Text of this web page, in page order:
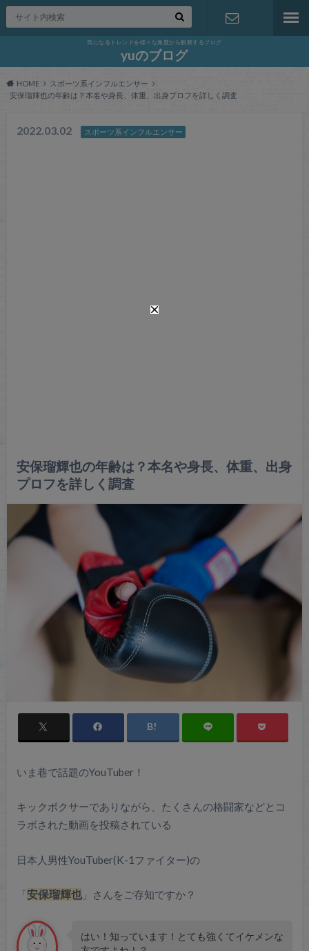
気になるトレンドを様々な角度から観察するブログ
yuのブログ
HOME
スポーツ系インフルエンサー
安保瑠輝也の年齢は？本名や身長、体重、出身プロフを詳しく調査
2022.03.02 スポーツ系インフルエンサー
安保瑠輝也の年齢は？本名や身長、体重、出身
プロフを詳しく調査
いま巷で話題のYouTuber！
キックボクサーでありながら、たくさんの格闘家などとコ
ラボされた動画を投稿されている
日本人男性YouTuber(K-1ファイター)の
「安保瑠輝也」さんをご存知ですか？
はい！知っています！とても強くてイケメンな